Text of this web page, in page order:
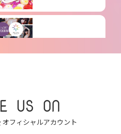
US ON
フィシャルアカウント